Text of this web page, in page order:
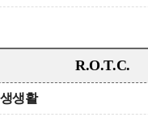
R.O.T.C.
생활